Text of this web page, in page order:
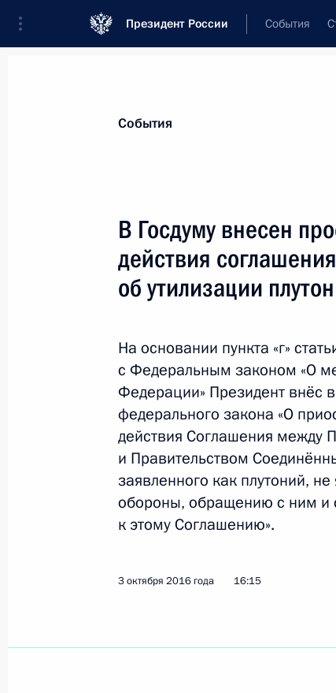
Президент России События
Анатолий Антонов назначен
21 августа 2017 года, 14:45
Встреча с Президентом США
7 июля 2017 года, 19:30
Сергей Иванов встретился с
События
В Госдуму внесен
действия
об утилизации
На основании пункта «г»
с Федеральным законом «О
Федерации» Президент внёс
федерального закона «О
действия Соглашения между
и Правительством
заявленного как плутоний,
обороны, обращению с ним и
к этому Соглашению».
3 октября 2016 года 16:15